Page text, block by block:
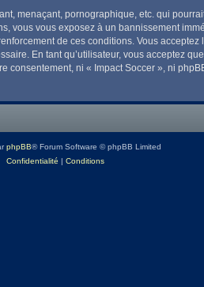
menaçant, pornographique, etc. qui
vous exposez à un bannissement
de ces conditions. Vous
En tant qu’utilisateur, vous acceptez
ni « Impact Soccer », ni
phpBB® Forum Software © phpBB Limited
Confidentialité | Conditions